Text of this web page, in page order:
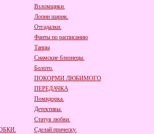
Взломщики.
Лопни шарик.
Отгадалки.
Фанты по расписанию
Танцы
Сиамские близнецы.
Болото.
ПОКОРМИ ЛЮБИМОГО
ПЕРЕДАЧКА
Помидорка.
Детективы.
Статуя любви.
Сделай прическу.